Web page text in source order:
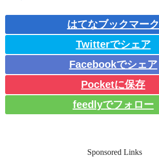
はてなブックマーク
Twitterでシェア
Facebookでシェア
Pocketに保存
feedlyでフォロー
Sponsored Links